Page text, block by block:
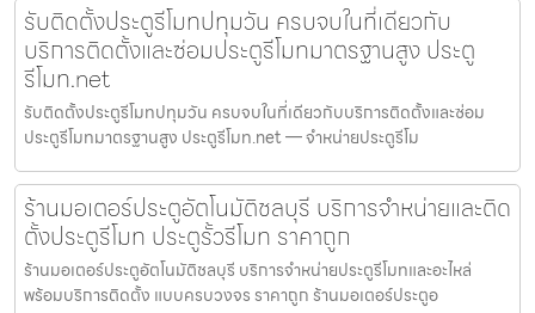
รับติดตั้งประตูรีโมทปทุมวัน ครบจบในที่เดียวกับ
บริการติดตั้งและซ่อมประตูรีโมทมาตรฐานสูง ประตู
รีโมท.net
รับติดตั้งประตูรีโมทปทุมวัน ครบจบในที่เดียวกับบริการติดตั้งและซ่อม
ประตูรีโมทมาตรฐานสูง ประตูรีโมท.net — จำหน่ายประตูรีโม
ร้านมอเตอร์ประตูอัตโนมัติชลบุรี บริการจำหน่ายและติด
ตั้งประตูรีโมท ประตูรั้วรีโมท ราคาถูก
ร้านมอเตอร์ประตูอัตโนมัติชลบุรี บริการจำหน่ายประตูรีโมทและอะไหล่
พร้อมบริการติดตั้ง แบบครบวงจร ราคาถูก ร้านมอเตอร์ประตูอ